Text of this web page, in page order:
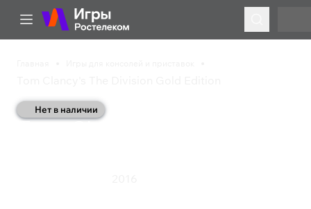
Нет в наличии
Tom Clancy's The